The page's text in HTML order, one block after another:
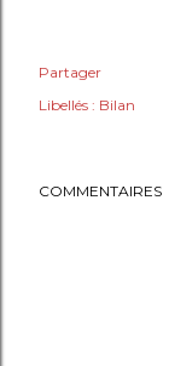
Partager
Libellés : Bilan
COMMENTAIRES